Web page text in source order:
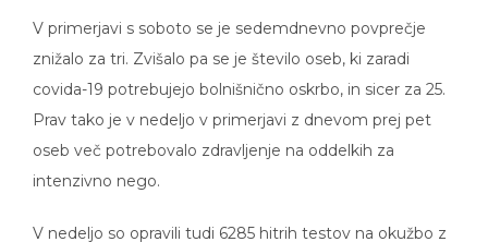
V primerjavi s soboto se je sedemdnevno povprečje
znižalo za tri. Zvišalo pa se je število oseb, ki zaradi
covida-19 potrebujejo bolnišnično oskrbo, in sicer za 25.
Prav tako je v nedeljo v primerjavi z dnevom prej pet
oseb več potrebovalo zdravljenje na oddelkih za
intenzivno nego.
V nedeljo so opravili tudi 6285 hitrih testov na okužbo z